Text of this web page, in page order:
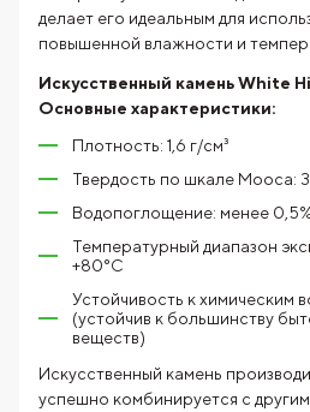
делает его идеальным для
повышенной влажности и
Искусственный камень White
Основные характеристики:
Плотность: 1,6 г/см³
Твердость по шкале Мооса:
Водопоглощение: менее
Температурный диапазон
+80°C
Устойчивость к химическим
(устойчив к большинству
веществ)
Искусственный камень
успешно комбинируется с